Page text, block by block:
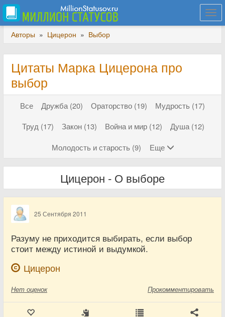
Авторы » Цицерон » Выбор
Цитаты Марка Цицерона про
выбор
Все Дружба (20) Ораторство (19)
Мудрость (17)
Труд (17)
Закон (13) Война и мир (12)
Душа (12)
Молодость и старость (9)
Еще
Цицерон - О выборе
25 Сентября 2011
Разуму не приходится выбирать, если выбор
стоит между истиной и выдумкой.
Цицерон
Нет оценок Прокомментировать